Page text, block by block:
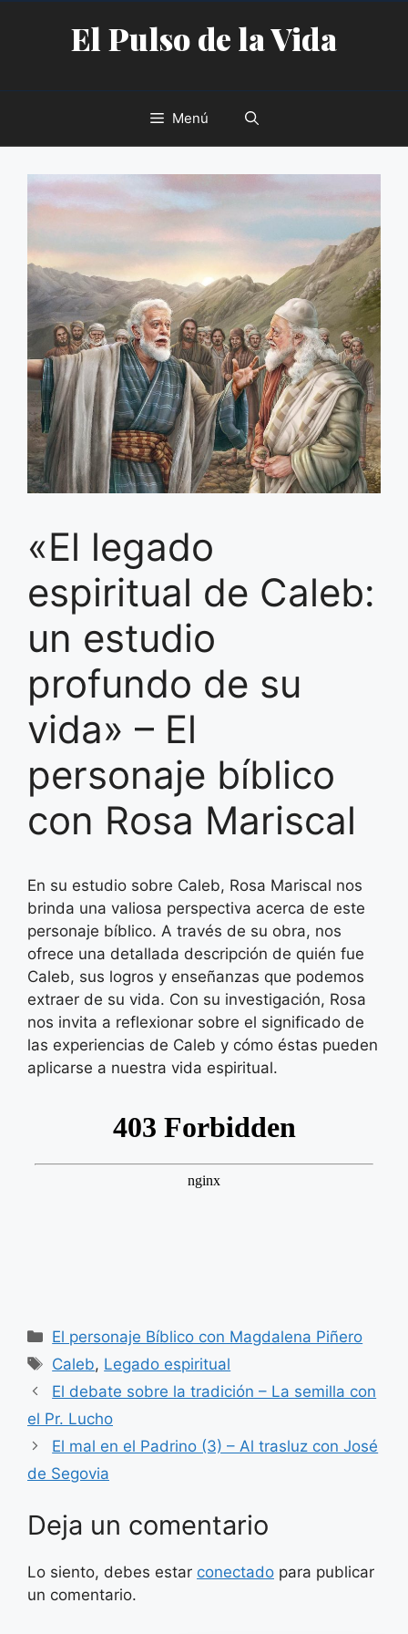
contenidoEl Pulso de la Vida
Menú
«El legado
espiritual de Caleb:
un estudio
profundo de su
vida» – El
personaje bíblico
con Rosa Mariscal
En su estudio sobre Caleb, Rosa Mariscal nos
brinda una valiosa perspectiva acerca de este
personaje bíblico. A través de su obra, nos
ofrece una detallada descripción de quién fue
Caleb, sus logros y enseñanzas que podemos
extraer de su vida. Con su investigación, Rosa
nos invita a reflexionar sobre el significado de
las experiencias de Caleb y cómo éstas pueden
aplicarse a nuestra vida espiritual.
Categorías
El personaje Bíblico con Magdalena Piñero
Etiquetas
Caleb, Legado espiritual
El debate sobre la tradición – La semilla con
el Pr. Lucho
El mal en el Padrino (3) – Al trasluz con José
de Segovia
Deja un comentario
Lo siento, debes estar conectado para publicar
un comentario.